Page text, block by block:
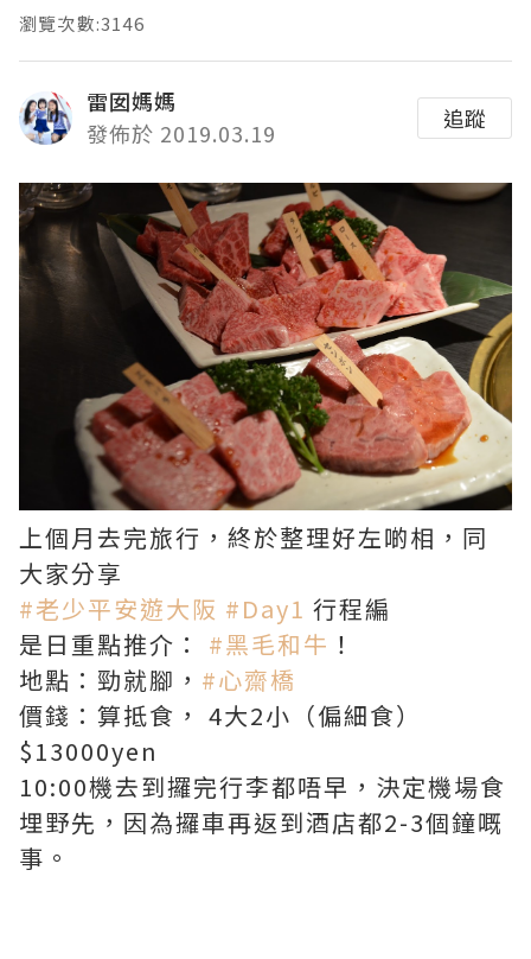
瀏覽次數:3146
雷囡媽媽
發佈於 2019.03.19
追蹤
上個月去完旅行，終於整理好左啲相，同
大家分享
#老少平安遊大阪 #Day1 行程編
是日重點推介： #黑毛和牛 ！
地點：勁就腳， #心齋橋
價錢：算抵食， 4大2小（偏細食）
$13000yen
10:00機去到攞完行李都唔早，決定機場食
埋野先，因為攞車再返到酒店都2-3個鐘嘅
事。